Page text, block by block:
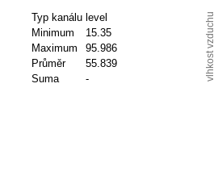
Typ kanálu level
Minimum
15.35
Maximum
95.986
Průměr
55.839
Suma
- vlhkost vzduchu